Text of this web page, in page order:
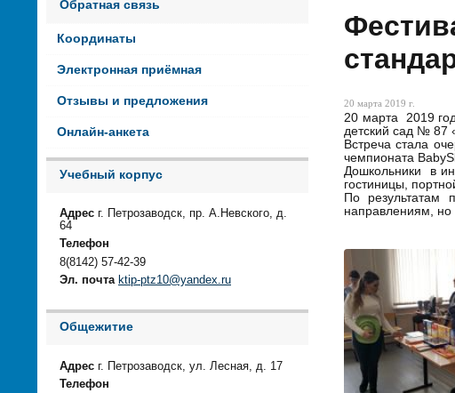
Обратная связь
Координаты
Электронная приёмная
Отзывы и предложения
Онлайн-анкета
Учебный корпус
Адрес г. Петрозаводск, пр. А.Невского, д.
64
Телефон
8(8142) 57-42-39
Эл. почта ktip-ptz10@yandex.ru
Общежитие
Адрес г. Петрозаводск, ул. Лесная, д. 17
Телефон
20 марта 2019 г.
20 марта 2019
детский сад № 87
Встреча стала
чемпионата
Дошкольники в
гостиницы,
По результатам
направлениям,